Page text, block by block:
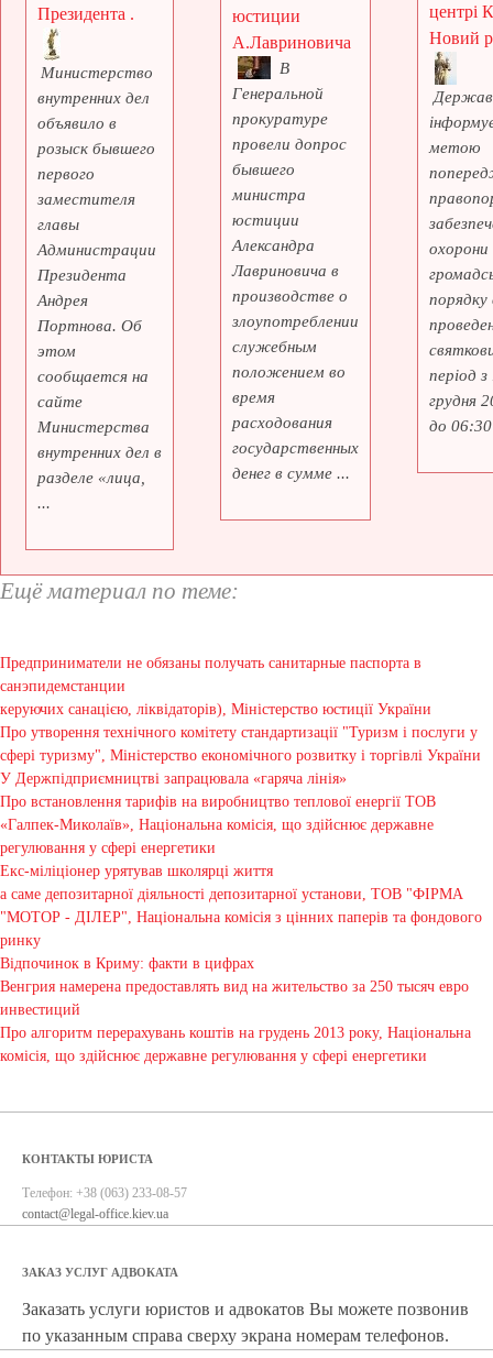
Президента .
Министерство
внутренних дел
объявило в
розыск бывшего
первого
заместителя
главы
Администрации
Президента
Андрея
Портнова. Об
этом
сообщается на
сайте
Министерства
внутренних дел в
разделе «лица,
...
юстиции
А.Лавриновича
В
Генеральной
прокуратуре
провели допрос
бывшего
министра
юстиции
Александра
Лавриновича в
производстве о
злоупотреблении
служебным
положением во
время
расходования
государственных
денег в сумме ...
центрі
Новий
метою
охорони
порядку
період
грудня
до
Ещё материал по теме:
Предприниматели не обязаны получать санитарные паспорта в
санэпидемстанции
керуючих санацією, ліквідаторів), Міністерство юстиції України
Про утворення технічного комітету стандартизації "Туризм і послуги у
сфері туризму", Міністерство економічного розвитку і торгівлі України
У Держпідприємництві запрацювала «гаряча лінія»
Про встановлення тарифів на виробництво теплової енергії ТОВ
«Галпек-Миколаїв», Національна комісія, що здійснює державне
регулювання у сфері енергетики
Екс-міліціонер урятував школярці життя
а саме депозитарної діяльності депозитарної установи, ТОВ "ФІРМА
"МОТОР - ДІЛЕР", Національна комісія з цінних паперів та фондового
ринку
Відпочинок в Криму: факти в цифрах
Венгрия намерена предоставлять вид на жительство за 250 тысяч евро
инвестиций
Про алгоритм перерахувань коштів на грудень 2013 року, Національна
комісія, що здійснює державне регулювання у сфері енергетики
КОНТАКТЫ ЮРИСТА
Телефон: +38 (063) 233-08-57
contact@legal-office.kiev.ua
ЗАКАЗ УСЛУГ АДВОКАТА
Заказать услуги юристов и адвокатов Вы можете позвонив
по указанным справа сверху экрана номерам телефонов.